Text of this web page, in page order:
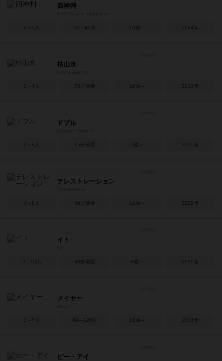
四神判
2～5人 10～40分 10歳～ 2024年
枯山水
2～4人 75分前後 10歳～ 2013年
ドブル
2～8人 15分前後 7歳～ 2009年
テレストレーション
4～8人 30分前後 12歳～ 2009年
イト
2～10人 30分前後 8歳～ 2019年
メイヤー
3～7人 60～120分 16歳～ 2014年
ピー・アイ